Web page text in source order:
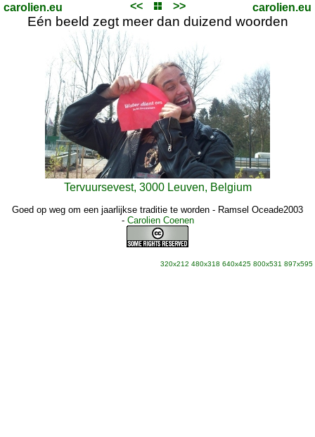
carolien.eu << >> carolien.eu
Eén beeld zegt meer dan duizend woorden
Tervuursevest, 3000 Leuven, Belgium
Goed op weg om een jaarlijkse traditie te worden - Ramsel Oceade2003
- Carolien Coenen
320x212 480x318 640x425 800x531 897x595